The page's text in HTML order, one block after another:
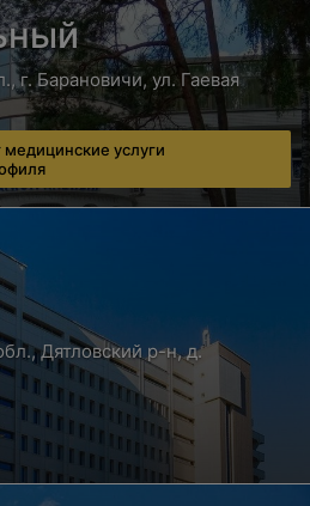
г. Барановичи, ул. Гаевая
услуги
Дятловский р-н, д.